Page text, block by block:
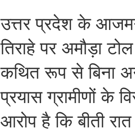
उत्तर प्रदेश के
तिराहे पर अमौड़ा
कथित रूप से बिना
प्रयास ग्रामीणों के
आरोप है कि बीती